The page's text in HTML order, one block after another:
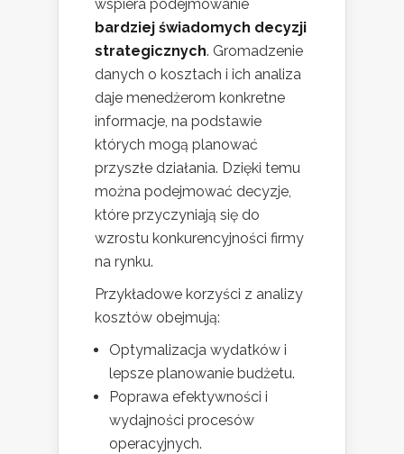
wspiera podejmowanie
bardziej świadomych decyzji
strategicznych. Gromadzenie
danych o kosztach i ich analiza
daje menedżerom konkretne
informacje, na podstawie
których mogą planować
przyszłe działania. Dzięki temu
można podejmować decyzje,
które przyczyniają się do
wzrostu konkurencyjności firmy
na rynku.
Przykładowe korzyści z analizy
kosztów obejmują:
Optymalizacja wydatków i
lepsze planowanie budżetu.
Poprawa efektywności i
wydajności procesów
operacyjnych.